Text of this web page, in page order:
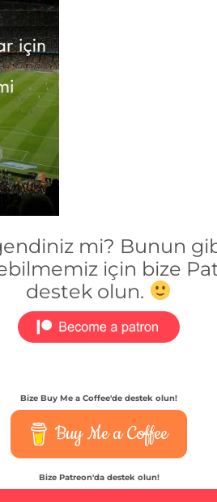
mi? Bunun
için bize
destek olun.
Bize Buy Me a Coffee'de destek olun!
Buy Me a Coffee
Bize Patreon'da destek olun!